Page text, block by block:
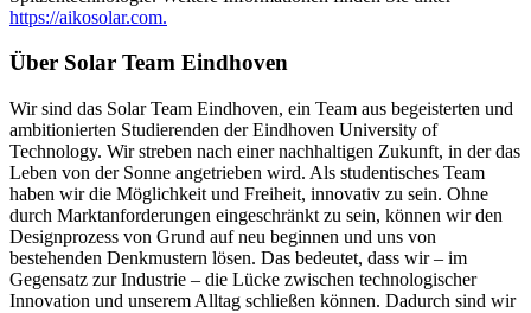
https://aikosolar.com.
Über Solar Team Eindhoven
Wir sind das Solar Team Eindhoven, ein Team aus begeisterten und
ambitionierten Studierenden der Eindhoven University of
Technology. Wir streben nach einer nachhaltigen Zukunft, in der das
Leben von der Sonne angetrieben wird. Als studentisches Team
haben wir die Möglichkeit und Freiheit, innovativ zu sein. Ohne
durch Marktanforderungen eingeschränkt zu sein, können wir den
Designprozess von Grund auf neu beginnen und uns von
bestehenden Denkmustern lösen. Das bedeutet, dass wir – im
Gegensatz zur Industrie – die Lücke zwischen technologischer
Innovation und unserem Alltag schließen können. Dadurch sind wir